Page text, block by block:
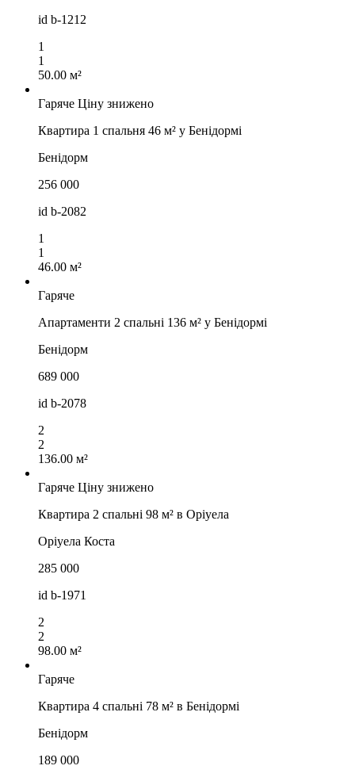
id b-1212
1
1
50.00 м²
Гаряче Ціну знижено
Квартира 1 спальня 46 м² у Бенідормі
Бенідорм
256 000
id b-2082
1
1
46.00 м²
Гаряче
Апартаменти 2 спальні 136 м² у Бенідормі
Бенідорм
689 000
id b-2078
2
2
136.00 м²
Гаряче Ціну знижено
Квартира 2 спальні 98 м² в Оріуела
Оріуела Коста
285 000
id b-1971
2
2
98.00 м²
Гаряче
Квартира 4 спальні 78 м² в Бенідормі
Бенідорм
189 000